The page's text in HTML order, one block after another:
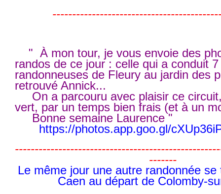
" À mon tour, je vous envoie des
randos de ce jour : celle qui a conduit
randonneuses de Fleury au jardin des
retrouvé Annick...
On a parcouru avec plaisir ce
vert, par un temps bien frais (et à un
Bonne semaine Laurence "
https://photos.app.goo.gl/
-------
Le même jour une autre randonnée
Caen au départ de Colomby-